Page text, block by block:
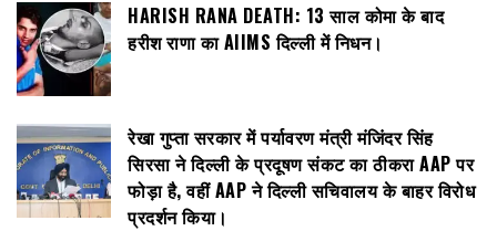
HARISH RANA DEATH: 13 साल कोमा के बाद
हरीश राणा का AIIMS दिल्ली में निधन।
रेखा गुप्ता सरकार में पर्यावरण मंत्री मंजिंदर सिंह
सिरसा ने दिल्ली के प्रदूषण संकट का ठीकरा AAP पर
फोड़ा है, वहीं AAP ने दिल्ली सचिवालय के बाहर विरोध
प्रदर्शन किया।